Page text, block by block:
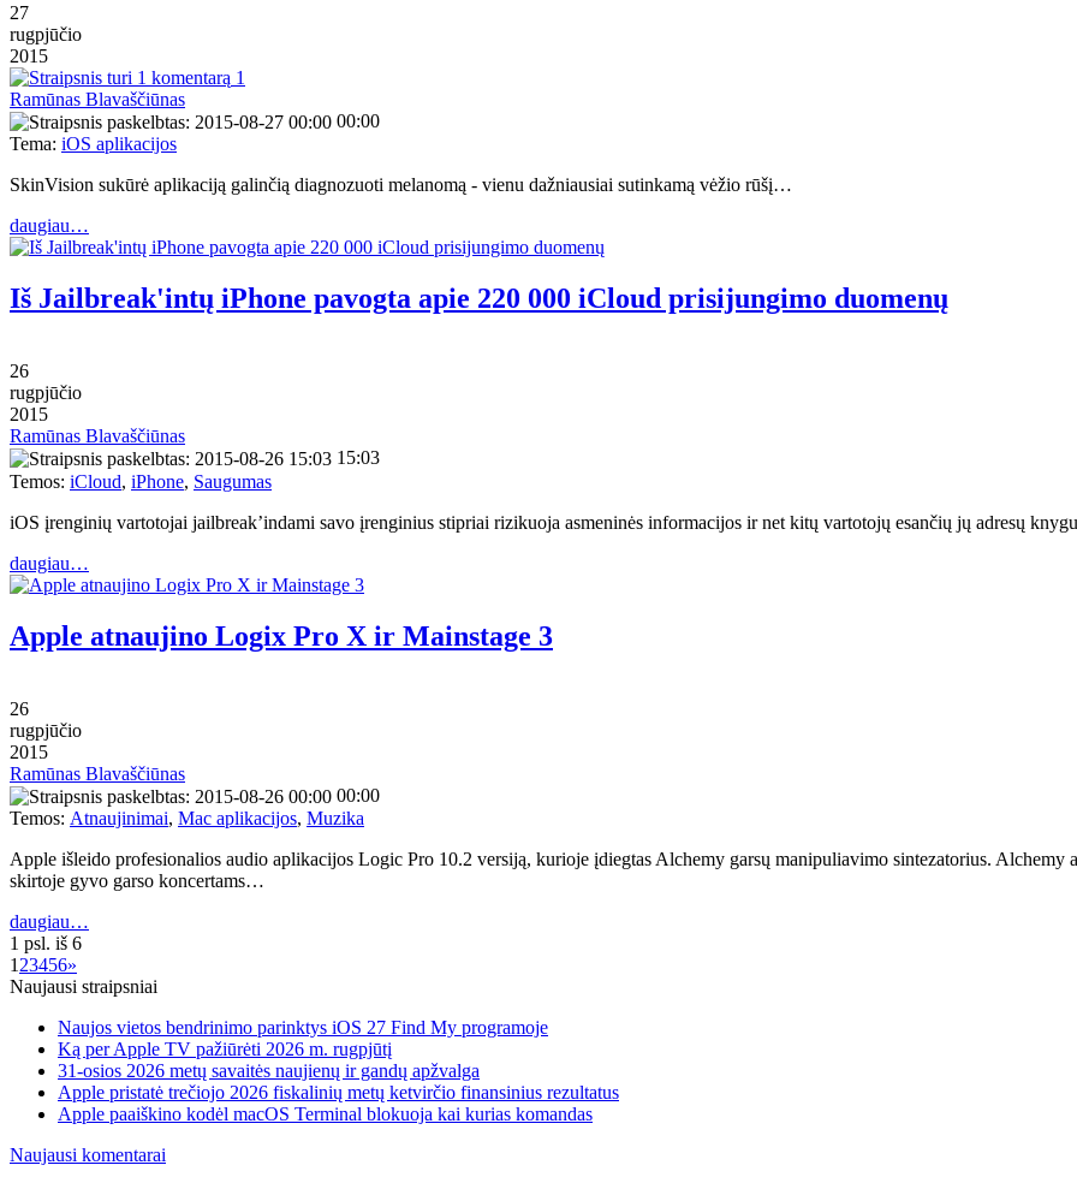
27
rugpjūčio
2015
1
Ramūnas Blavaščiūnas
00:00
Tema: iOS aplikacijos
SkinVision sukūrė aplikaciją galinčią diagnozuoti melanomą - vienu dažniausiai sutinkamą vėžio rūšį…
daugiau…
Iš Jailbreak'intų iPhone pavogta apie 220 000 iCloud prisijungimo duomenų
26
rugpjūčio
2015
Ramūnas Blavaščiūnas
15:03
Temos: iCloud, iPhone, Saugumas
iOS įrenginių vartotojai jailbreak’indami savo įrenginius stipriai rizikuoja asmeninės informacijos ir net kitų vartotojų esančių jų adresų
daugiau…
Apple atnaujino Logix Pro X ir Mainstage 3
26
rugpjūčio
2015
Ramūnas Blavaščiūnas
00:00
Temos: Atnaujinimai, Mac aplikacijos, Muzika
Apple išleido profesionalios audio aplikacijos Logic Pro 10.2 versiją, kurioje įdiegtas Alchemy garsų manipuliavimo sintezatorius.
skirtoje gyvo garso koncertams…
daugiau…
1 psl. iš 6
1 23456»
Naujausi straipsniai
Naujos vietos bendrinimo parinktys iOS 27 Find My programoje
Ką per Apple TV pažiūrėti 2026 m. rugpjūtį
31-osios 2026 metų savaitės naujienų ir gandų apžvalga
Apple pristatė trečiojo 2026 fiskalinių metų ketvirčio finansinius rezultatus
Apple paaiškino kodėl macOS Terminal blokuoja kai kurias komandas
Naujausi komentarai